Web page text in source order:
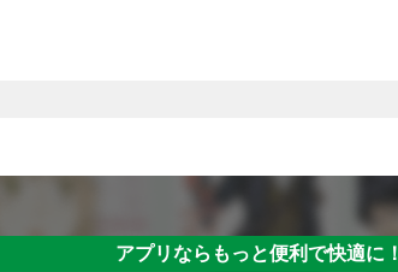
アプリならもっと便利で快適に！